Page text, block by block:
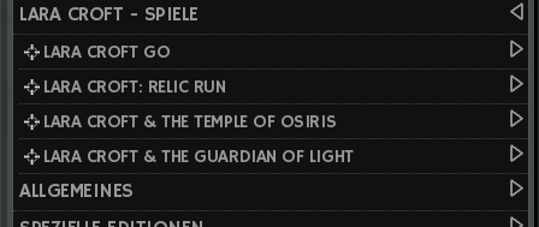
LARA CROFT - SPIELE
LARA CROFT GO
LARA CROFT: RELIC RUN
LARA CROFT & THE TEMPLE OF OSIRIS
LARA CROFT & THE GUARDIAN OF LIGHT
ALLGEMEINES